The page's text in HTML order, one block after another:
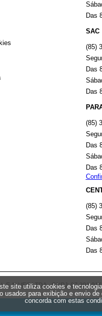
Das
SAC
(85)
Das
Das
(85)
Das
Das
(85)
Das
Das
E ALVES LTDA - CNPJ:
site utiliza cookies e
usados para exibição e envio
concorda com estas